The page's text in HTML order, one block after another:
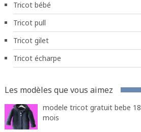
Tricot bébé
Tricot pull
Tricot gilet
Tricot écharpe
Les modèles que vous aimez
modele tricot gratuit bebe 18
mois